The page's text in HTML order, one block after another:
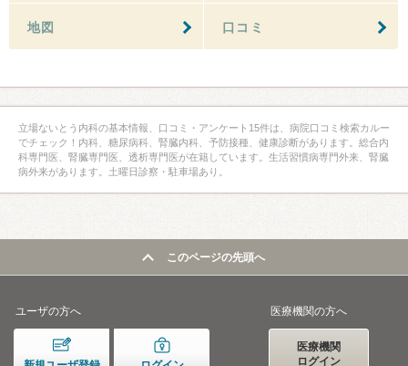
地図 口コミ
立場ないとう内科の基本情報、口コミ・アンケート15件は、病院口コミ検索カルー
でチェック！内科、糖尿病科、腎臓内科、予防接種、健康診断があります。総合内
科専門医、腎臓専門医、透析専門医が在籍しています。生活習慣病専門外来、腎臓
病外来があります。土曜日診察・駐車場あり。
このページの先頭へ
ユーザの方へ 医療機関の方へ
医療機関
ログイン